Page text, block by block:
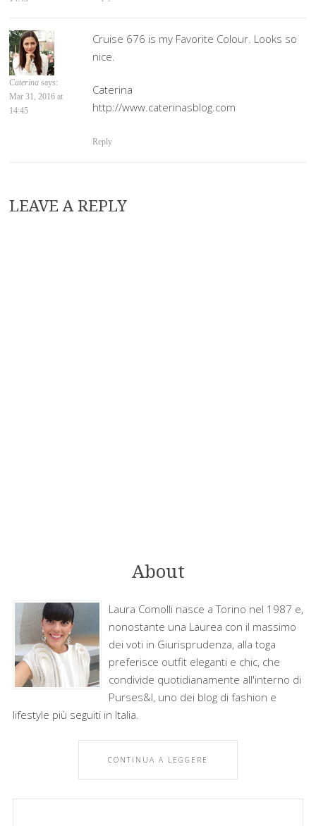
Caterina says:
Mar 31, 2016 at
14:45
Cruise 676 is my Favorite Colour. Looks so
nice.
Caterina
http://www.caterinasblog.com
Reply
LEAVE A REPLY
About
Laura Comolli nasce a Torino nel 1987 e,
nonostante una Laurea con il massimo
dei voti in Giurisprudenza, alla toga
preferisce outfit eleganti e chic, che
condivide quotidianamente all'interno di
Purses&I, uno dei blog di fashion e
lifestyle più seguiti in Italia.
CONTINUA A LEGGERE